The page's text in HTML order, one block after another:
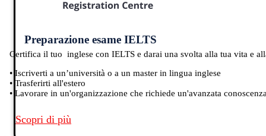
Preparazione esame IELTS
Certifica il tuo inglese con IELTS e darai una svolta alla tua vita e
• Iscriverti a un’università o a un master in lingua inglese
• Trasferirti all'estero
• Lavorare in un'organizzazione che richiede un'avanzata
Scopri di più